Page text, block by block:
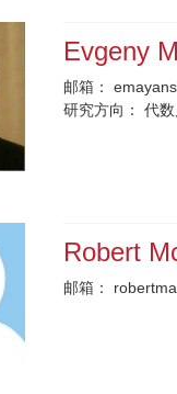
Evgeny
邮箱：
研究方向：
代
Robert
邮箱：